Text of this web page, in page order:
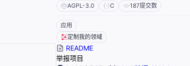
AGPL-3.0 C 187提交数
应用
定制我的领域
README
举报项目